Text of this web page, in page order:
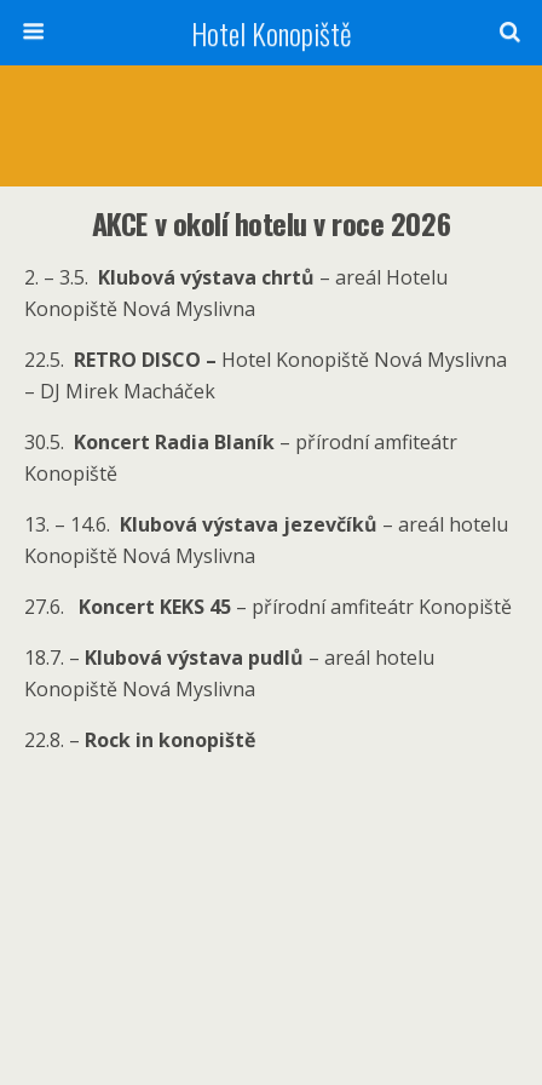
Hotel Konopiště
AKCE v okolí hotelu v roce 2026
2. – 3.5. Klubová výstava chrtů – areál Hotelu
Konopiště Nová Myslivna
22.5. RETRO DISCO – Hotel Konopiště Nová Myslivna
– DJ Mirek Macháček
30.5. Koncert Radia Blaník – přírodní amfiteátr
Konopiště
13. – 14.6. Klubová výstava jezevčíků – areál hotelu
Konopiště Nová Myslivna
27.6.
Koncert KEKS 45 – přírodní amfiteátr Konopiště
18.7. – Klubová výstava pudlů – areál hotelu
Konopiště Nová Myslivna
22.8. – Rock in konopiště